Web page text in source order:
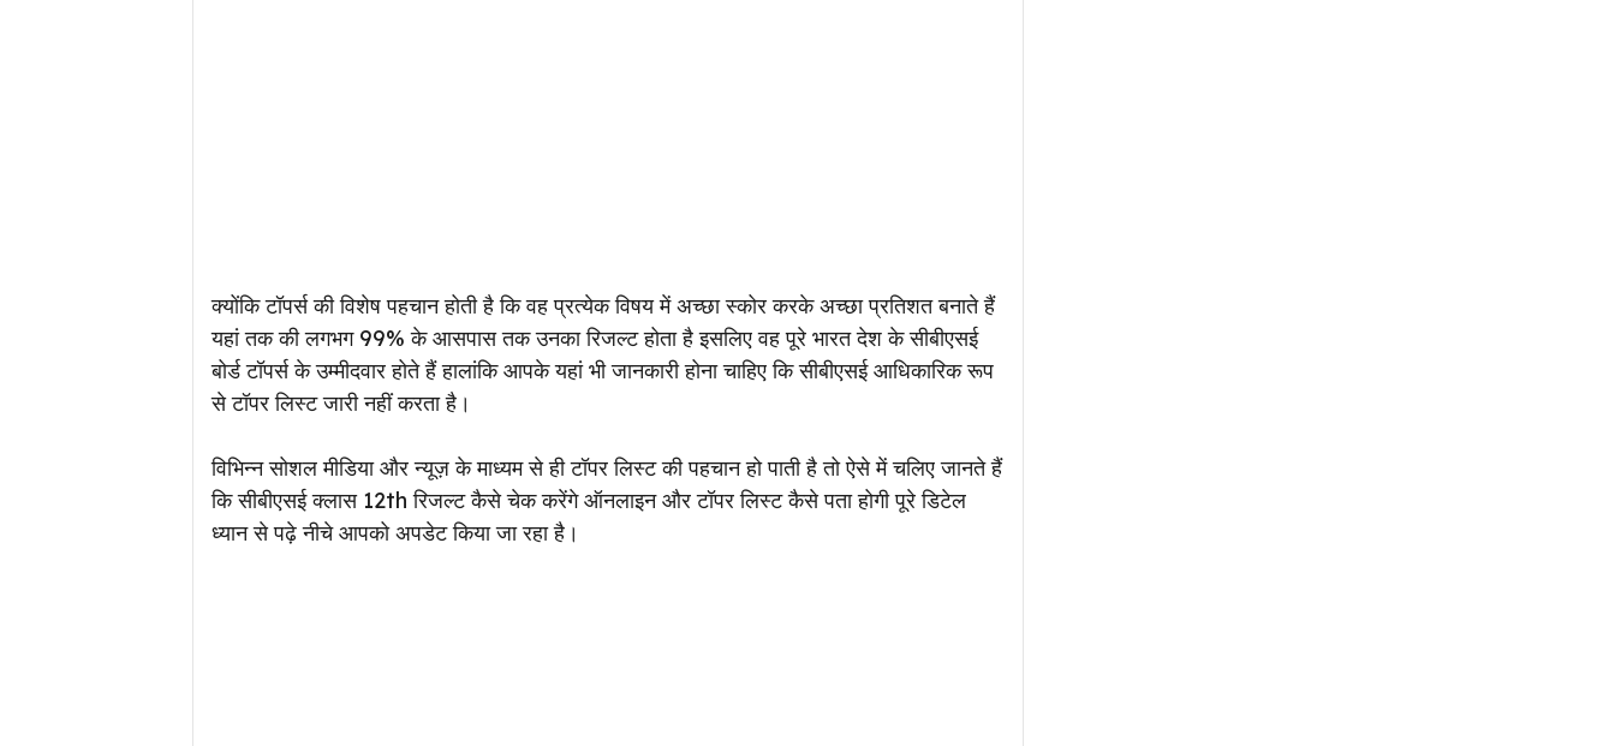
क्योंकि टॉपर्स की विशेष पहचान होती है कि वह प्रत्येक विषय में अच्छा स्कोर करके अच्छा प्रतिशत बनाते हैं
यहां तक की लगभग 99% के आसपास तक उनका रिजल्ट होता है इसलिए वह पूरे भारत देश के सीबीएसई
बोर्ड टॉपर्स के उम्मीदवार होते हैं हालांकि आपके यहां भी जानकारी होना चाहिए कि सीबीएसई आधिकारिक रूप
से टॉपर लिस्ट जारी नहीं करता है।
विभिन्न सोशल मीडिया और न्यूज़ के माध्यम से ही टॉपर लिस्ट की पहचान हो पाती है तो ऐसे में चलिए जानते हैं
कि सीबीएसई क्लास 12th रिजल्ट कैसे चेक करेंगे ऑनलाइन और टॉपर लिस्ट कैसे पता होगी पूरे डिटेल
ध्यान से पढ़े नीचे आपको अपडेट किया जा रहा है।